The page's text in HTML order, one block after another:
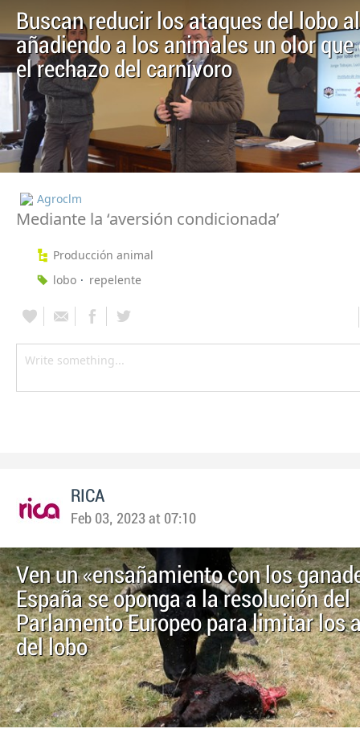
Buscan reducir los ataques del lobo
añadiendo a los animales un olor
el rechazo del carnívoro
Agroclm
Mediante la ‘aversión condicionada’
Producción animal
lobo
repelente
RICA
Feb 03, 2023 at 07:10
Ven un «ensañamiento con los
España se oponga a la resolución del
Parlamento Europeo para limitar los
del lobo